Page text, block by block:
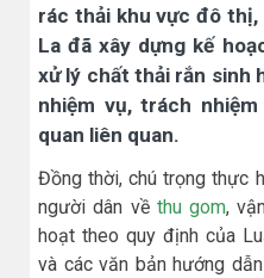
rác thải khu vực đô thị,
La đã xây dựng kế
xử lý chất thải rắn sinh
nhiệm vụ, trách
quan liên quan.
Đồng thời, chú trọng thực
người dân về thu gom,
hoạt theo quy định của
và các văn bản hướng